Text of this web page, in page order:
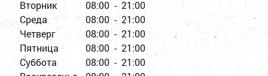
Вторник
08:00 - 21:00
Среда
08:00 - 21:00
Четверг
08:00 - 21:00
Пятница
08:00 - 21:00
Суббота
08:00 - 21:00